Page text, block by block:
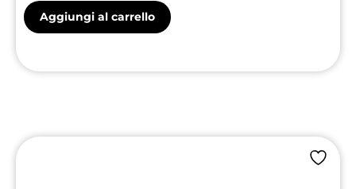
Aggiungi al carrello